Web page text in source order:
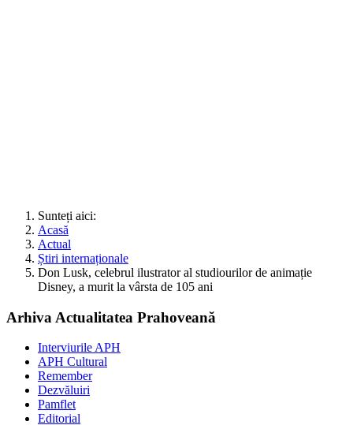
Sunteți aici:
Acasă
Actual
Știri internaționale
Don Lusk, celebrul ilustrator al studiourilor de animație
Disney, a murit la vârsta de 105 ani
Arhiva Actualitatea Prahoveană
Interviurile APH
APH Cultural
Remember
Dezvăluiri
Pamflet
Editorial